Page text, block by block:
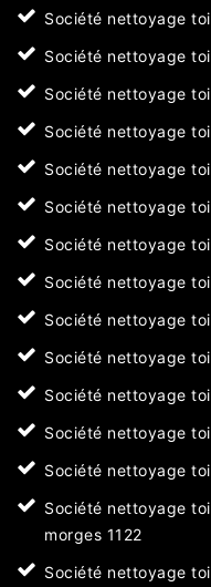
Société nettoyage
Société nettoyage
Société nettoyage
Société nettoyage
Société nettoyage
Société nettoyage
Société nettoyage
Société nettoyage
Société nettoyage
Société nettoyage
Société nettoyage
Société nettoyage
Société nettoyage
Société nettoyage
morges 1122
Société nettoyage